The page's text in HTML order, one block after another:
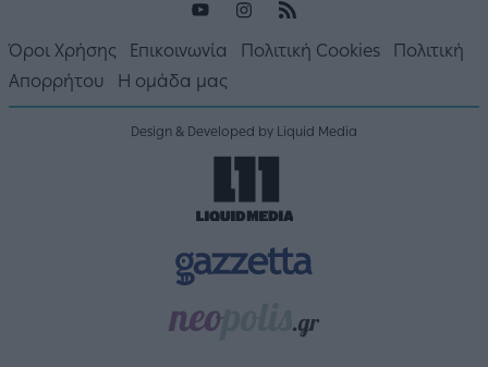
Όροι Χρήσης Επικοινωνία Πολιτική Cookies
Πολιτική
Απορρήτου
Η ομάδα μας
Design & Developed by Liquid Media